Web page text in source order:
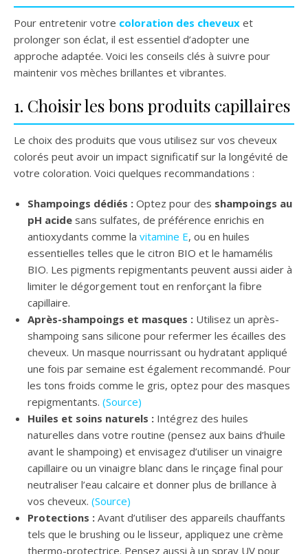
Pour entretenir votre coloration des cheveux et
prolonger son éclat, il est essentiel d’adopter une
approche adaptée. Voici les conseils clés à suivre pour
maintenir vos mèches brillantes et vibrantes.
1. Choisir les bons produits capillaires
Le choix des produits que vous utilisez sur vos cheveux
colorés peut avoir un impact significatif sur la longévité de
votre coloration. Voici quelques recommandations :
Shampoings dédiés : Optez pour des shampoings au
pH acide sans sulfates, de préférence enrichis en
antioxydants comme la vitamine E, ou en huiles
essentielles telles que le citron BIO et le hamamélis
BIO. Les pigments repigmentants peuvent aussi aider à
limiter le dégorgement tout en renforçant la fibre
capillaire.
Après-shampoings et masques : Utilisez un après-
shampoing sans silicone pour refermer les écailles des
cheveux. Un masque nourrissant ou hydratant appliqué
une fois par semaine est également recommandé. Pour
les tons froids comme le gris, optez pour des masques
repigmentants. (Source)
Huiles et soins naturels : Intégrez des huiles
naturelles dans votre routine (pensez aux bains d’huile
avant le shampoing) et envisagez d’utiliser un vinaigre
capillaire ou un vinaigre blanc dans le rinçage final pour
neutraliser l’eau calcaire et donner plus de brillance à
vos cheveux. (Source)
Protections : Avant d’utiliser des appareils chauffants
tels que le brushing ou le lisseur, appliquez une crème
thermo-protectrice. Pensez aussi à un spray UV pour